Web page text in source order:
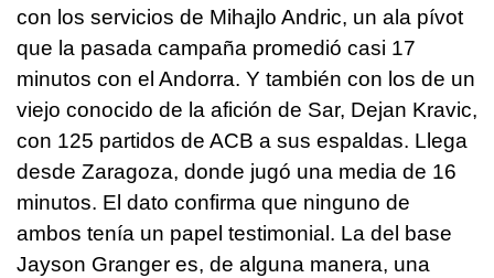
con los servicios de Mihajlo Andric, un ala pívot
que la pasada campaña promedió casi 17
minutos con el Andorra. Y también con los de un
viejo conocido de la afición de Sar, Dejan Kravic,
con 125 partidos de ACB a sus espaldas. Llega
desde Zaragoza, donde jugó una media de 16
minutos. El dato confirma que ninguno de
ambos tenía un papel testimonial. La del base
Jayson Granger es, de alguna manera, una